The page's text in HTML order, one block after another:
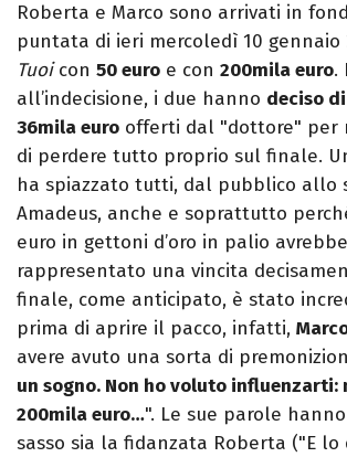
Roberta e Marco sono arrivati in
puntata di ieri mercoledì 10 gennaio
Tuoicon 50 euro e con 200mila euro.
all’indecisione, i due hanno deciso
36mila euro offerti dal "dottore" per
di perdere tutto proprio sul finale.
ha spiazzato tutti, dal pubblico allo
Amadeus, anche e soprattutto
euro in gettoni d’oro in palio
rappresentato una vincita
finale, come anticipato, è stato
prima di aprire il pacco, infatti,
avere avuto una sorta di
un sogno. Non ho voluto influenzarti:
200mila euro…". Le sue parole
sasso sia la fidanzata Roberta ("E lo